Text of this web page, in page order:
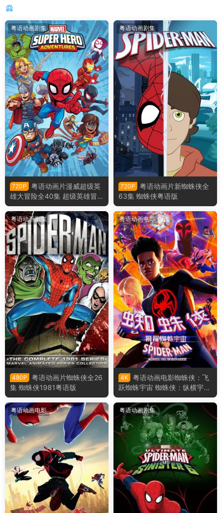
粤语动画剧集
720P
粤语动画片漫威超级英
雄大冒险全40集 超级英雄冒
险粤语版
粤语动画剧集
720P
粤语动画片新蜘蛛侠全
63集 蜘蛛侠粤语版
粤语动画剧集
480P
粤语动画片蜘蛛侠全26
集 蜘蛛侠1981粤语版
粤语动画电影
4K 粤语动画电影蜘蛛侠：飞
跃蜘蛛宇宙 蜘蛛侠：纵横宇宙
粤语版
粤语动画电影 粤语动画剧集